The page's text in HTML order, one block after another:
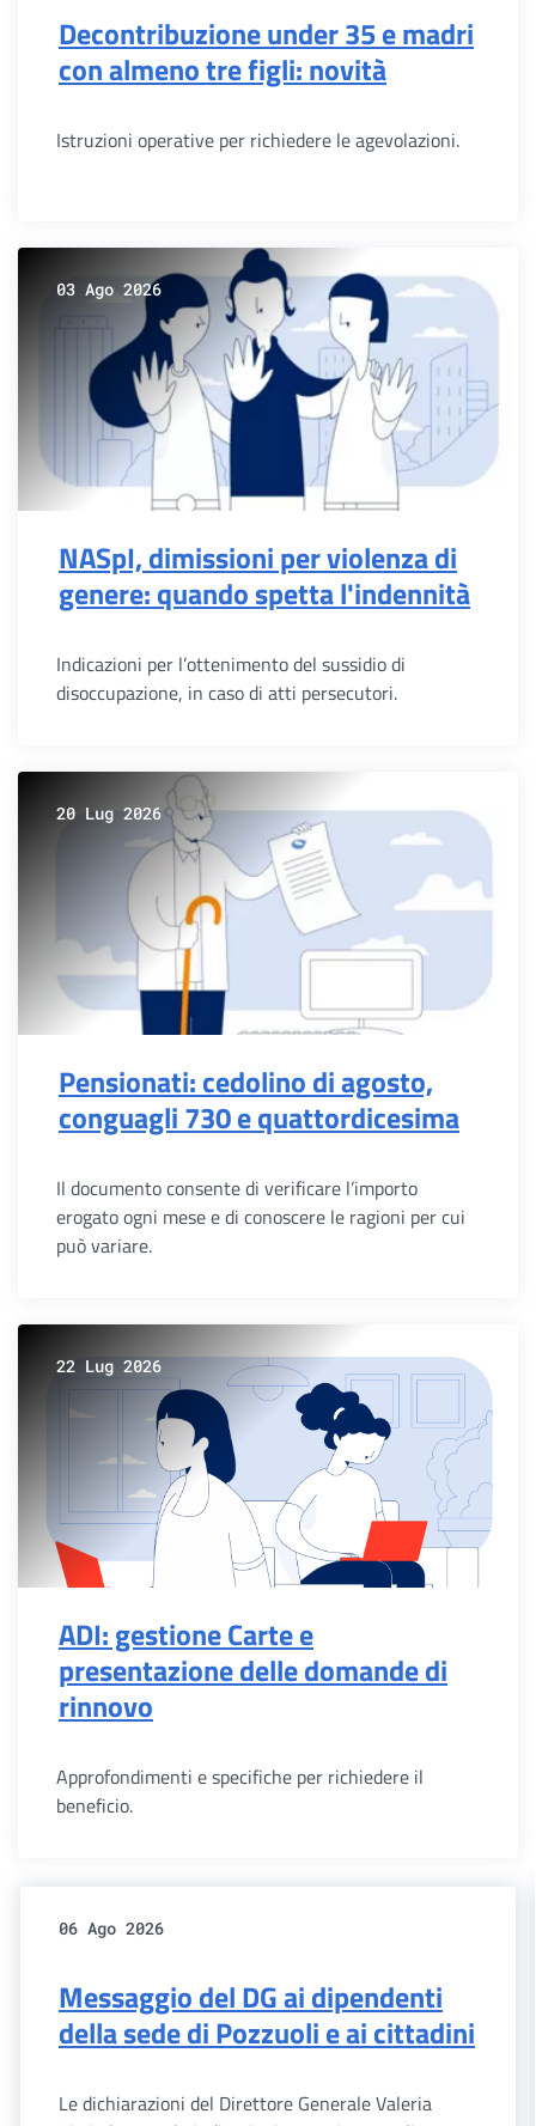
Decontribuzione under 35 e madri
con almeno tre figli: novità
Istruzioni operative per richiedere le agevolazioni.
03 Ago 2026
NASpI, dimissioni per violenza di
genere: quando spetta l'indennità
Indicazioni per l’ottenimento del sussidio di
disoccupazione, in caso di atti persecutori.
20 Lug 2026
Pensionati: cedolino di agosto,
conguagli 730 e quattordicesima
Il documento consente di verificare l’importo
erogato ogni mese e di conoscere le ragioni per cui
può variare.
22 Lug 2026
ADI: gestione Carte e
presentazione delle domande di
rinnovo
Approfondimenti e specifiche per richiedere il
beneficio.
06 Ago 2026
Messaggio del DG ai dipendenti
della sede di Pozzuoli e ai cittadini
Le dichiarazioni del Direttore Generale Valeria